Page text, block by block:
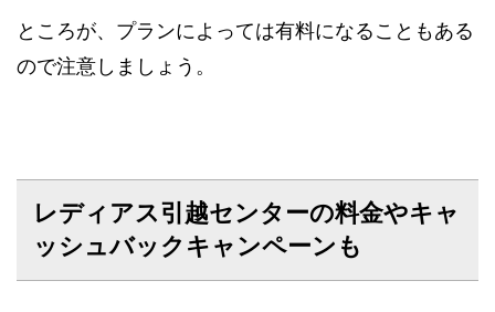
ところが、プランによっては有料になることもある
ので注意しましょう。
レディアス引越センターの料金やキャ
ッシュバックキャンペーンも